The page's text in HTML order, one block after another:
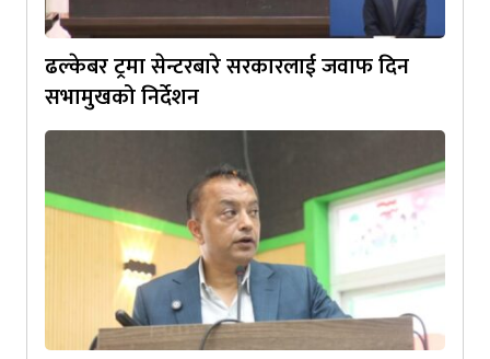
ढल्केबर ट्रमा सेन्टरबारे सरकारलाई जवाफ दिन
सभामुखको निर्देशन